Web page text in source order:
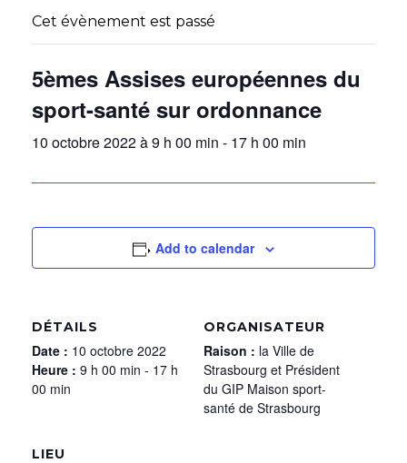
Cet évènement est passé
5èmes Assises européennes du
sport-santé sur ordonnance
10 octobre 2022 à 9 h 00 min - 17 h 00 min
Add to calendar
DÉTAILS
Date : 10 octobre 2022
Heure : 9 h 00 min - 17 h
00 min
ORGANISATEUR
Raison : la Ville de
Strasbourg et Président
du GIP Maison sport-
santé de Strasbourg
LIEU